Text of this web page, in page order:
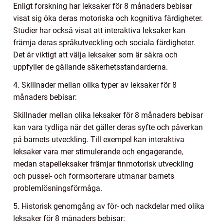
Enligt forskning har leksaker för 8 månaders bebisar
visat sig öka deras motoriska och kognitiva färdigheter.
Studier har också visat att interaktiva leksaker kan
främja deras språkutveckling och sociala färdigheter.
Det är viktigt att välja leksaker som är säkra och
uppfyller de gällande säkerhetsstandarderna.
4. Skillnader mellan olika typer av leksaker för 8
månaders bebisar:
Skillnader mellan olika leksaker för 8 månaders bebisar
kan vara tydliga när det gäller deras syfte och påverkan
på barnets utveckling. Till exempel kan interaktiva
leksaker vara mer stimulerande och engagerande,
medan stapelleksaker främjar finmotorisk utveckling
och pussel- och formsorterare utmanar barnets
problemlösningsförmåga.
5. Historisk genomgång av för- och nackdelar med olika
leksaker för 8 månaders bebisar: